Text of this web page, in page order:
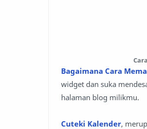
Bagaimana Cara
widget dan suka
halaman blog milikmu.
Cuteki Kalender,